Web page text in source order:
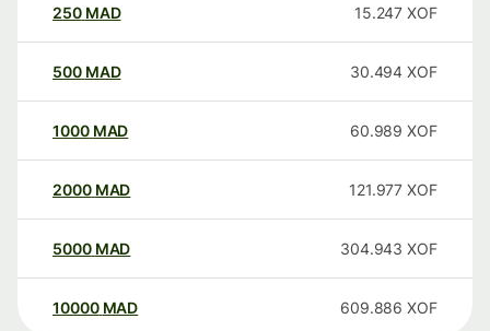
250 MAD 15.247 XOF
500 MAD 30.494 XOF
1000 MAD 60.989 XOF
2000 MAD 121.977 XOF
5000 MAD 304.943 XOF
10000 MAD 609.886 XOF